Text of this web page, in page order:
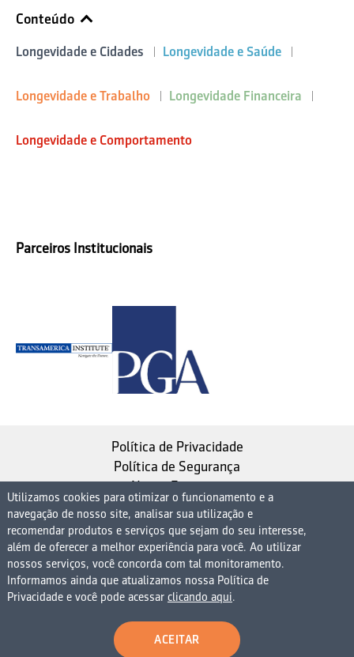
Conteúdo
Longevidade e Cidades Longevidade e Saúde
Longevidade e Trabalho Longevidade Financeira
Longevidade e Comportamento
Parceiros Institucionais
Política de Privacidade
Política de Segurança
Nosso Estatuto
Instituto de Longevidade MAG, uma empresa do
Grupo MAG
| CNPJ 08.474.765/0001-75
Avenida Presidente Juscelino Kubitschek, 1830, 15º
andar bloco 1 (parte), Condomínio Edifício São Luiz -
Vila Nova Conceição
São Paulo - SP - 04543-900 - Brasil
Utilizamos cookies para otimizar o funcionamento e a
navegação de nosso site, analisar sua utilização e
recomendar produtos e serviços que sejam do seu interesse,
além de oferecer a melhor experiência para você. Ao utilizar
nossos serviços, você concorda com tal monitoramento.
Informamos ainda que atualizamos nossa Política de
Privacidade e você pode acessar clicando aqui.
ACEITAR